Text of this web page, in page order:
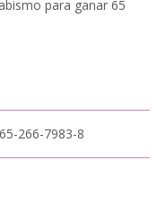
para ganar 65
266-7983-8